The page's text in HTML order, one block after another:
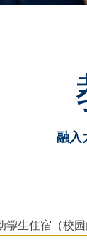
融入
学生住宿（校园